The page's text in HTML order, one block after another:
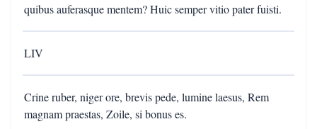
quibus auferasque mentem? Huic semper vitio pater fuisti.
LIV
Crine ruber, niger ore, brevis pede, lumine laesus, Rem
magnam praestas, Zoile, si bonus es.